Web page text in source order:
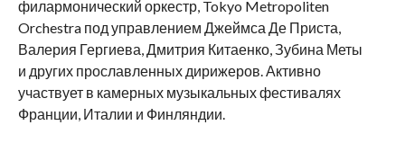
филармонический оркестр, Tokyo Metropoliten
Orchestra под управлением Джеймса Де Приста,
Валерия Гергиева, Дмитрия Китаенко, Зубина Меты
и других прославленных дирижеров. Активно
участвует в камерных музыкальных фестивалях
Франции, Италии и Финляндии.